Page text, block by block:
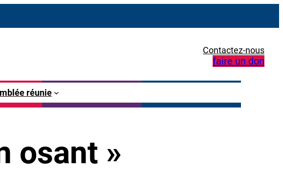
Contactez-nous
faire un don
réunie
osant »